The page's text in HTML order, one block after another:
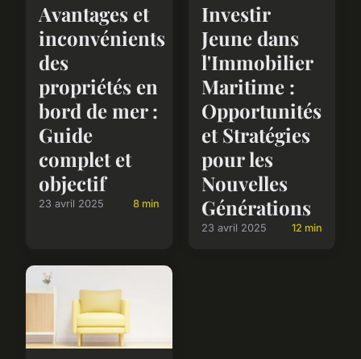
Avantages et
inconvénients
des
propriétés en
bord de mer :
Guide
complet et
objectif
23 avril 2025 8 min
Investir
Jeune dans
l'Immobilier
Maritime :
Opportunités
et Stratégies
pour les
Nouvelles
Générations
23 avril 2025 12 min